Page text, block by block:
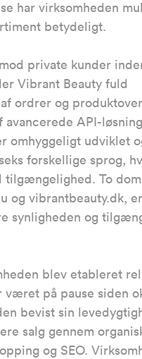
har virksomheden
betydeligt.
private kunder
Vibrant Beauty fuld
ordrer og
avancerede API-
omhyggeligt udviklet
forskellige sprog,
tilgængelighed. To
og vibrantbeauty.dk,
synligheden og
blev etableret
været på pause siden
bevist sin
salg gennem
og SEO.